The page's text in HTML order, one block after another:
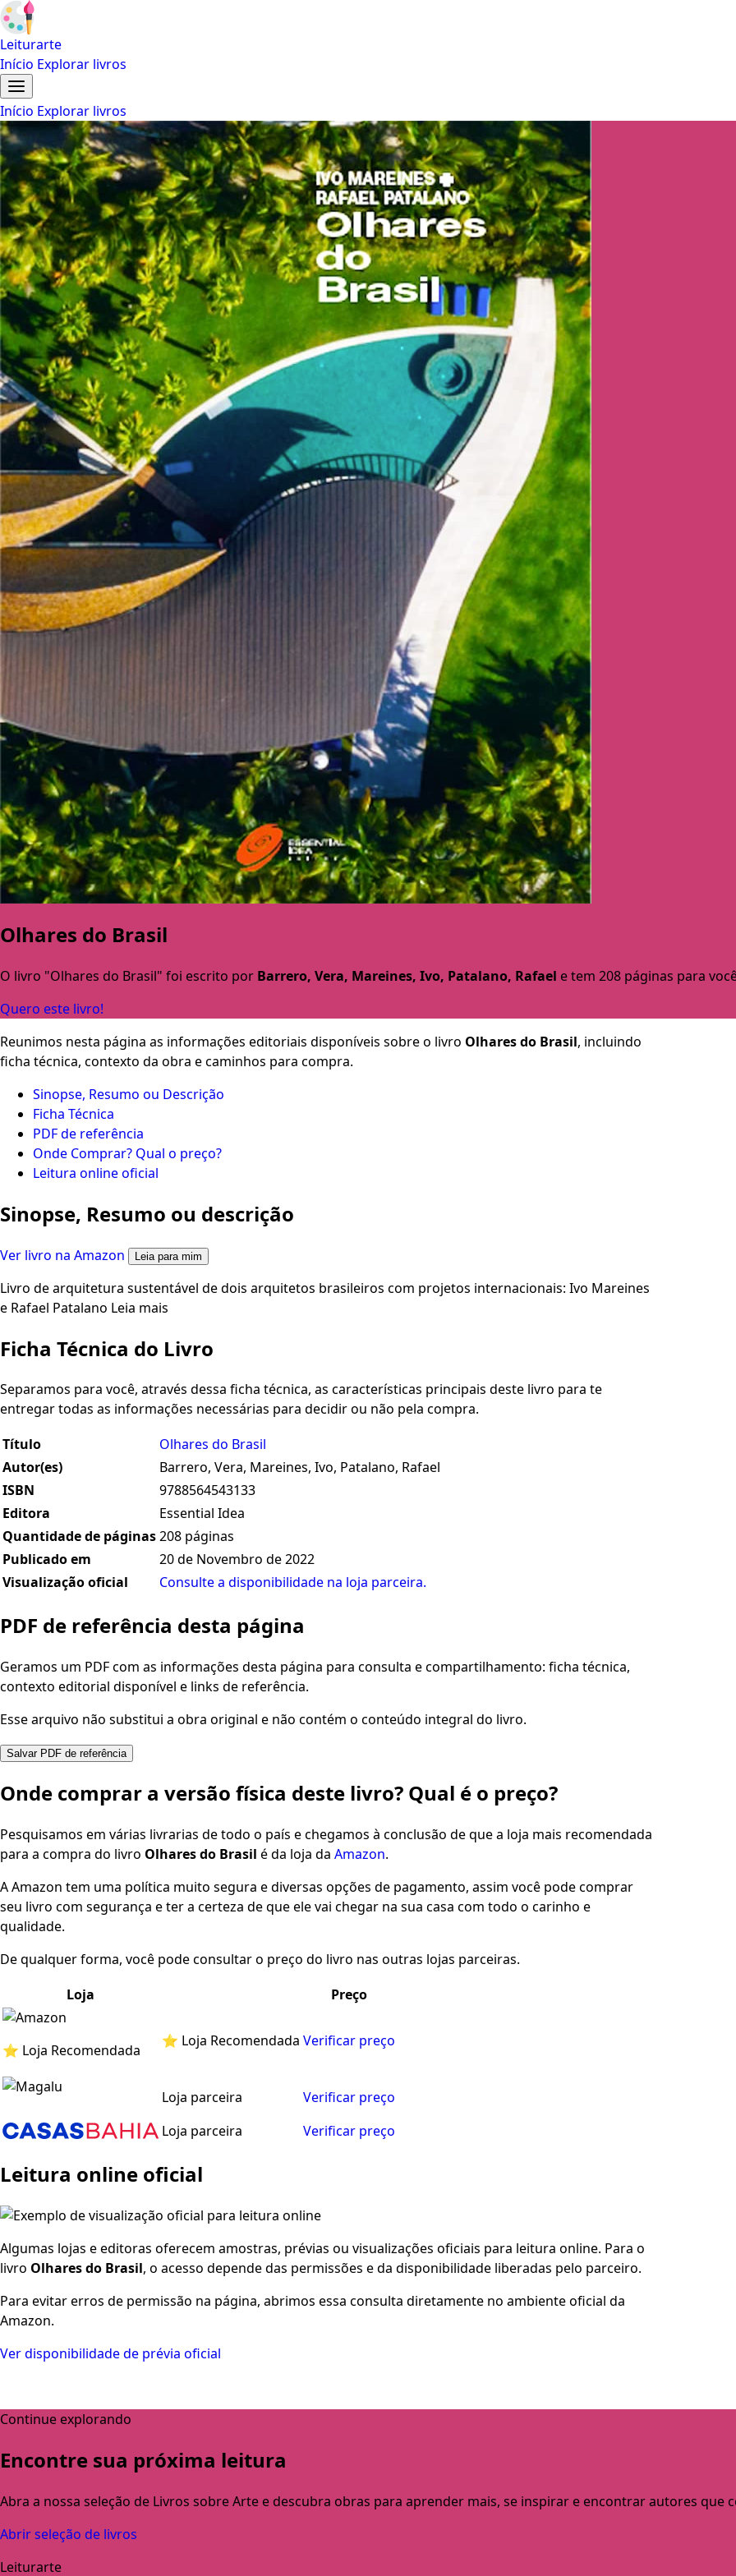
Leiturarte
Início Explorar livros
Início Explorar livros
Olhares do Brasil
O livro "Olhares do Brasil" foi escrito por Barrero, Vera, Mareines, Ivo, Patalano, Rafael e tem 208 páginas para
Quero este livro!
Reunimos nesta página as informações editoriais disponíveis sobre o livro Olhares do Brasil, incluindo
ficha técnica, contexto da obra e caminhos para compra.
Sinopse, Resumo ou Descrição
Ficha Técnica
PDF de referência
Onde Comprar? Qual o preço?
Leitura online oficial
Sinopse, Resumo ou descrição
Ver livro na Amazon Leia para mim
Livro de arquitetura sustentável de dois arquitetos brasileiros com projetos internacionais: Ivo Mareines
e Rafael Patalano Leia mais
Ficha Técnica do Livro
Separamos para você, através dessa ficha técnica, as características principais deste livro para te
entregar todas as informações necessárias para decidir ou não pela compra.
Título
Olhares do Brasil
Autor(es)
Barrero, Vera, Mareines, Ivo, Patalano, Rafael
ISBN
9788564543133
Editora
Essential Idea
Quantidade de páginas208 páginas
Publicado em
20 de Novembro de 2022
Visualização oficial
Consulte a disponibilidade na loja parceira.
PDF de referência desta página
Geramos um PDF com as informações desta página para consulta e compartilhamento: ficha técnica,
contexto editorial disponível e links de referência.
Esse arquivo não substitui a obra original e não contém o conteúdo integral do livro.
Salvar PDF de referência
Onde comprar a versão física deste livro? Qual é o preço?
Pesquisamos em várias livrarias de todo o país e chegamos à conclusão de que a loja mais recomendada
para a compra do livro Olhares do Brasil é da loja da Amazon.
A Amazon tem uma política muito segura e diversas opções de pagamento, assim você pode comprar
seu livro com segurança e ter a certeza de que ele vai chegar na sua casa com todo o carinho e
qualidade.
De qualquer forma, você pode consultar o preço do livro nas outras lojas parceiras.
Loja
Preço
⭐ Loja Recomendada
⭐ Loja Recomendada Verificar preço
Loja parceira
Verificar preço
Loja parceira
Verificar preço
Leitura online oficial
Algumas lojas e editoras oferecem amostras, prévias ou visualizações oficiais para leitura online. Para o
livro Olhares do Brasil, o acesso depende das permissões e da disponibilidade liberadas pelo parceiro.
Para evitar erros de permissão na página, abrimos essa consulta diretamente no ambiente oficial da
Amazon.
Ver disponibilidade de prévia oficial
Continue explorando
Encontre sua próxima leitura
Abra a nossa seleção de Livros sobre Arte e descubra obras para aprender mais, se inspirar e encontrar autores que
Abrir seleção de livros
Leiturarte